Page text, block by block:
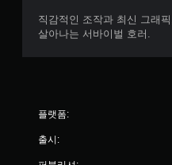
직감적인 조작과 최신 그래
살아나는 서바이벌 호러.
플랫폼:
출시: